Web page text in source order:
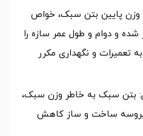
وزن پایین بتن سبک، خواص
و دوام و طول عمر سازه را
تعمیرات و نگهداری مکرر
بتن سبک به خاطر وزن سبک،
پروسه ساخت و ساز کاهش